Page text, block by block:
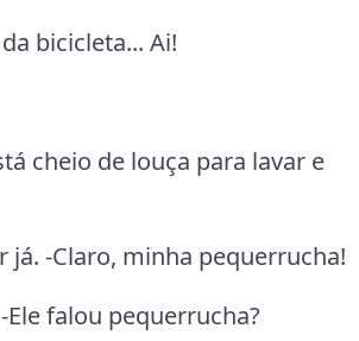
bicicleta... Ai!
cheio de louça para lavar e
já. -Claro, minha pequerrucha!
Ele falou pequerrucha?